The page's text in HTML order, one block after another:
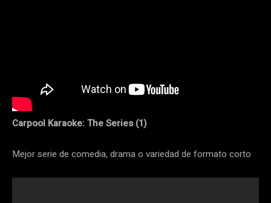
Carpool Karaoke: The Series (1)
Mejor serie de comedia, drama o variedad de formato corto